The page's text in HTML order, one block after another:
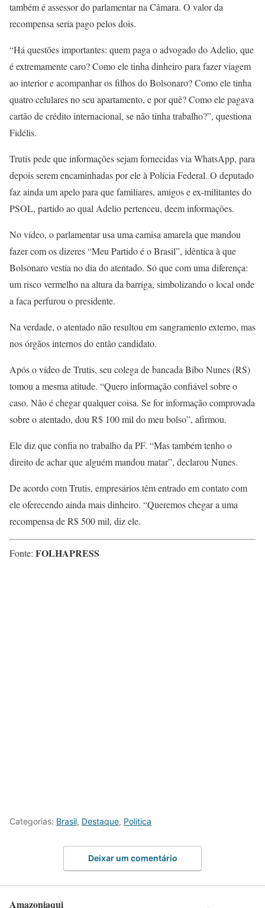
também é assessor do parlamentar na Câmara. O valor da
recompensa seria pago pelos dois.
“Há questões importantes: quem paga o advogado do Adelio, que
é extremamente caro? Como ele tinha dinheiro para fazer viagem
ao interior e acompanhar os filhos do Bolsonaro? Como ele tinha
quatro celulares no seu apartamento, e por quê? Como ele pagava
cartão de crédito internacional, se não tinha trabalho?”, questiona
Fidélis.
Trutis pede que informações sejam fornecidas via WhatsApp, para
depois serem encaminhadas por ele à Polícia Federal. O deputado
faz ainda um apelo para que familiares, amigos e ex-militantes do
PSOL, partido ao qual Adelio pertenceu, deem informações.
No vídeo, o parlamentar usa uma camisa amarela que mandou
fazer com os dizeres “Meu Partido é o Brasil”, idêntica à que
Bolsonaro vestia no dia do atentado. Só que com uma diferença:
um risco vermelho na altura da barriga, simbolizando o local onde
a faca perfurou o presidente.
Na verdade, o atentado não resultou em sangramento externo, mas
nos órgãos internos do então candidato.
Após o vídeo de Trutis, seu colega de bancada Bibo Nunes (RS)
tomou a mesma atitude. “Quero informação confiável sobre o
caso. Não é chegar qualquer coisa. Se for informação comprovada
sobre o atentado, dou R$ 100 mil do meu bolso”, afirmou.
Ele diz que confia no trabalho da PF. “Mas também tenho o
direito de achar que alguém mandou matar”, declarou Nunes.
De acordo com Trutis, empresários têm entrado em contato com
ele oferecendo ainda mais dinheiro. “Queremos chegar a uma
recompensa de R$ 500 mil, diz ele.
Fonte: FOLHAPRESS
Categorias: Brasil, Destaque, Politica
Deixar um comentário
Amazoniaqui